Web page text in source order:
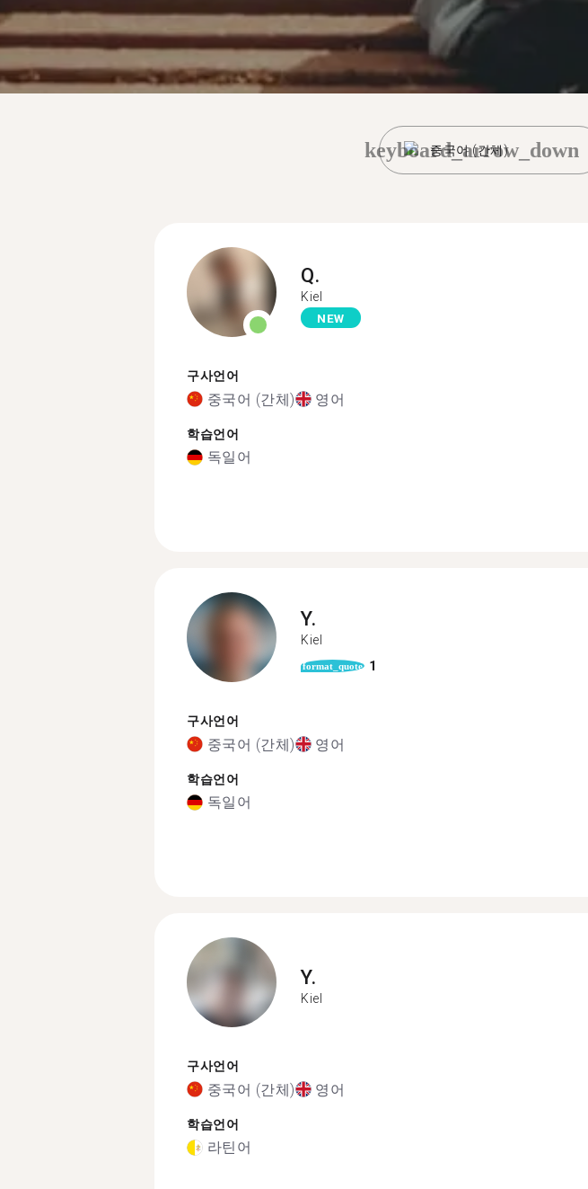
중국어 (간체)
keyboard_arrow_down
Q.
Kiel
NEW
구사언어
중국어 (간체) 영어
학습언어
독일어
Y.
Kiel
format_quote 1
구사언어
중국어 (간체) 영어
학습언어
독일어
Y.
Kiel
구사언어
중국어 (간체) 영어
학습언어
라틴어